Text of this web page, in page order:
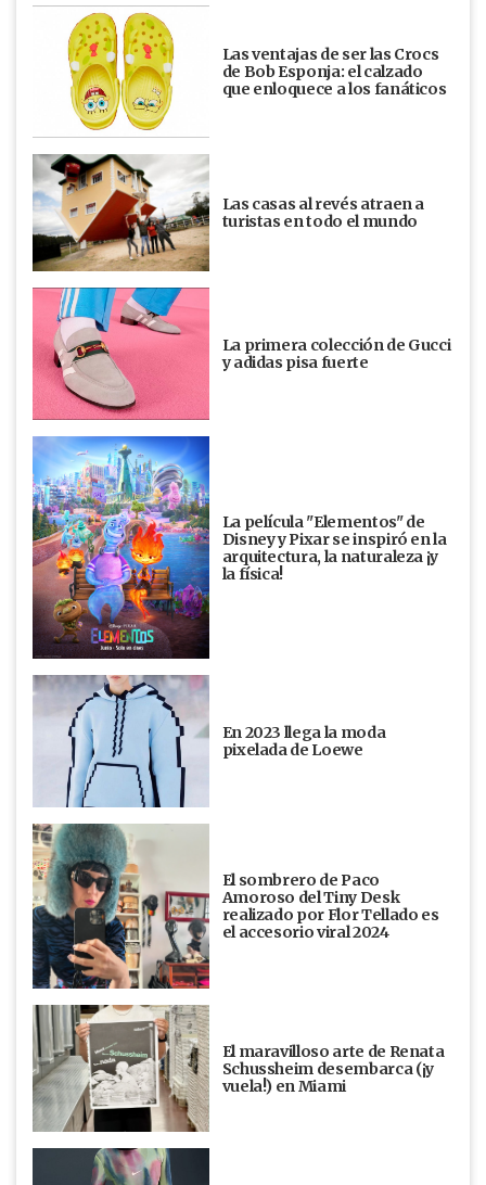
Las ventajas de ser las Crocs
de Bob Esponja: el calzado
que enloquece a los fanáticos
Las casas al revés atraen a
turistas en todo el mundo
La primera colección de Gucci
y adidas pisa fuerte
La película "Elementos" de
Disney y Pixar se inspiró en la
arquitectura, la naturaleza ¡y
la física!
En 2023 llega la moda
pixelada de Loewe
El sombrero de Paco
Amoroso del Tiny Desk
realizado por Flor Tellado es
el accesorio viral 2024
El maravilloso arte de Renata
Schussheim desembarca (¡y
vuela!) en Miami